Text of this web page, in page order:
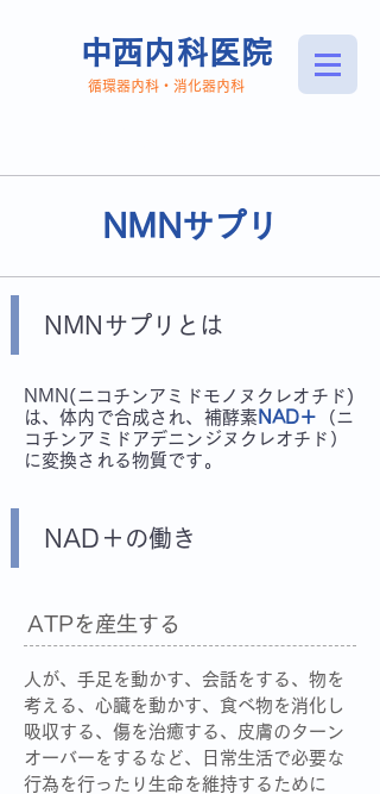
​中西内科医院
​循環器内科・消化器内科
NMNサプリ
​NMNサプリとは
NMN(ニコチンアミドモノヌクレオチド)
は、体内で合成され、補酵素NAD＋
（ニ
コチンアミドアデニンジヌクレオチド）
に変換される物質です。
NAD＋の働き
ATPを産生する
人が、手足を動かす、会話をする、物を
考える、心臓を動かす、食べ物を消化し
吸収する、傷を治癒する、皮膚のターン
オーバーをするなど、日常生活で必要な
行為を行ったり生命を維持するために